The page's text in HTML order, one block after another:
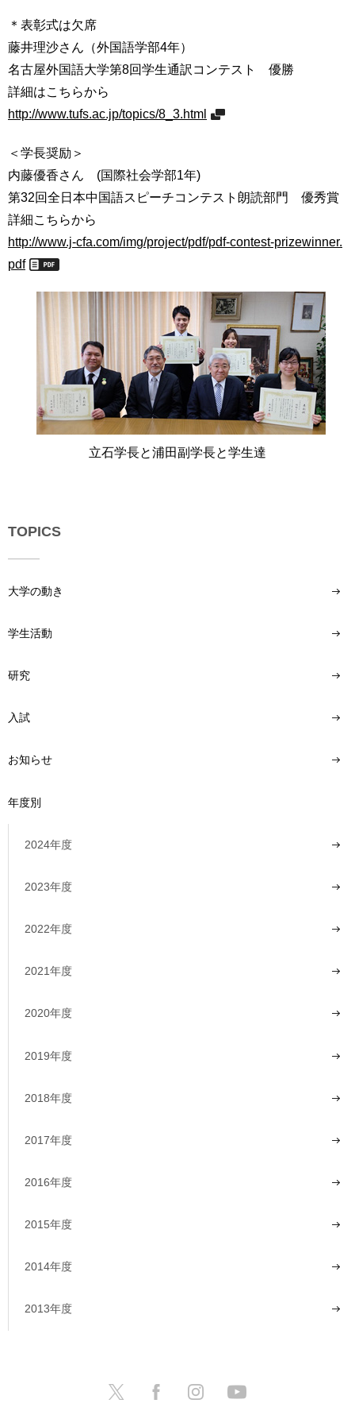
問
い
合
せ
通
ア
ク
セ
ス
イ
＊表彰式は欠席
藤井理沙さん（外国語学部4年）
名古屋外国語大学第8回学生通訳コンテスト 優勝
詳細はこちらから
http://www.tufs.ac.jp/topics/8_3.html
＜学長奨励＞
内藤優香さん (国際社会学部1年)
第32回全日本中国語スピーチコンテスト朗読部門 優秀賞
詳細こちらから
http://www.j-cfa.com/img/project/pdf/pdf-contest-prizewinner.
pdf
立石学長と浦田副学長と学生達
TOPICS
大学の動き
学生活動
研究
入試
お知らせ
年度別
2024年度
2023年度
2022年度
2021年度
2020年度
2019年度
2018年度
2017年度
2016年度
2015年度
2014年度
2013年度